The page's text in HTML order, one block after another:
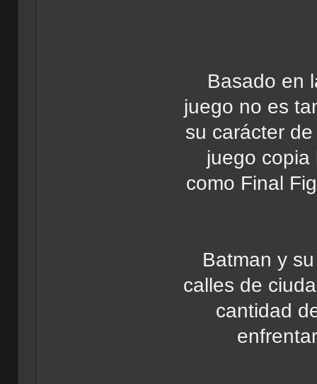
Basado en
juego no es
su carácter
juego copia
como Final
Batman y
calles de
cantidad